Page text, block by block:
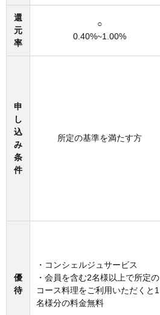
還
元
率
○
0.40%~1.00%
申
し
込
み
条
件
所定の基準を満たす方
優
待
・コンシェルジュサービス
・会員を含む2名様以上で所定の
コース料理をご利用いただくと1
名様分の料金無料